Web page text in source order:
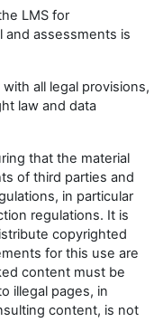
LMS for
and assessments is
all legal provisions,
law and data
that the material
of third parties and
in particular
regulations. It is
copyrighted
for this use are
content must be
illegal pages, in
content, is not